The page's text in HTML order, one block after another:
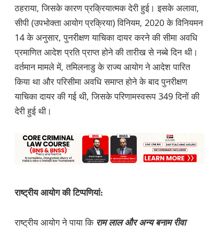
ठहराया, जिसके कारण प्रक्रियात्मक देरी हुई। इसके अलावा,
सीपी (उपभोक्ता आयोग प्रक्रिया) विनियम, 2020 के विनियमन
14 के अनुसार, पुनरीक्षण याचिका दायर करने की सीमा अवधि
प्रमाणित आदेश प्रति प्राप्त होने की तारीख से नब्बे दिन थी।
वर्तमान मामले में, तमिलनाडु के राज्य आयोग ने आदेश पारित
किया था और परिसीमा अवधि समाप्त होने के बाद पुनरीक्षण
याचिका दायर की गई थी, जिसके परिणामस्वरूप 349 दिनों की
देरी हुई थी।
राष्ट्रीय आयोग की टिप्पणियां:
राष्ट्रीय आयोग ने पाया कि राम लाल और अन्य बनाम रीवा